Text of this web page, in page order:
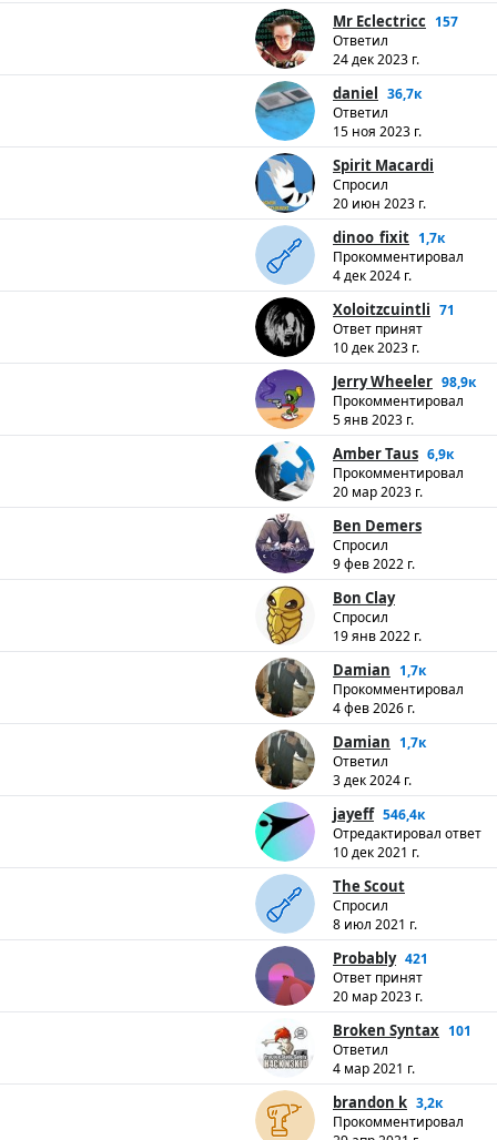
Mr Eclectricc 157
Ответил
24 дек 2023 г.
daniel 36,7к
Ответил
15 ноя 2023 г.
Spirit Macardi
Спросил
20 июн 2023 г.
dinoo_fixit 1,7к
Прокомментировал
4 дек 2024 г.
Xoloitzcuintli 71
Ответ принят
10 дек 2023 г.
Jerry Wheeler 98,9к
Прокомментировал
5 янв 2023 г.
Amber Taus 6,9к
Прокомментировал
20 мар 2023 г.
Ben Demers
Спросил
9 фев 2022 г.
Bon Clay
Спросил
19 янв 2022 г.
Damian 1,7к
Прокомментировал
4 фев 2026 г.
Damian 1,7к
Ответил
3 дек 2024 г.
jayeff 546,4к
Отредактировал ответ
10 дек 2021 г.
The Scout
Спросил
8 июл 2021 г.
Probably 421
Ответ принят
20 мар 2023 г.
Broken Syntax 101
Ответил
4 мар 2021 г.
brandon k 3,2к
Прокомментировал